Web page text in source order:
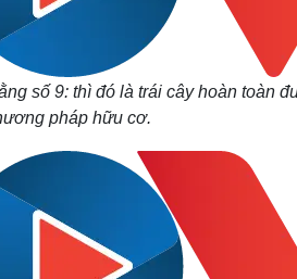
số 9: thì đó là trái cây hoàn toàn
pháp hữu cơ.